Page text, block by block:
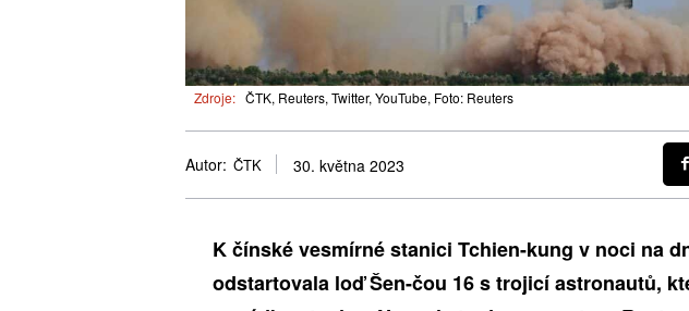
Zdroje: ČTK, Reuters, Twitter, YouTube, Foto: Reuters
Autor: ČTK 30. května 2023
K čínské vesmírné stanici Tchien-kung v noci na
odstartovala loď Šen-čou 16 s trojicí astronautů,